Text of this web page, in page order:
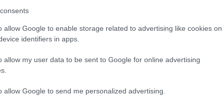
allow Google to enable storage related to advertising like cookies on
identifiers in apps.
allow my user data to be sent to Google for online advertising
allow Google to send me personalized advertising.
απογοήτευση
και Μεγάλες Τουρκίες.
πρόεδρος για τη χώρα του, συνεχίζει
εκλογές, και την ώρα που η Δύση
ΝΑΤΟ, να δει έναν καινούριο Ερντογάν.
δεν έχει δείξει κανένα σημάδι
οι συγκρούσεις με χώρες της